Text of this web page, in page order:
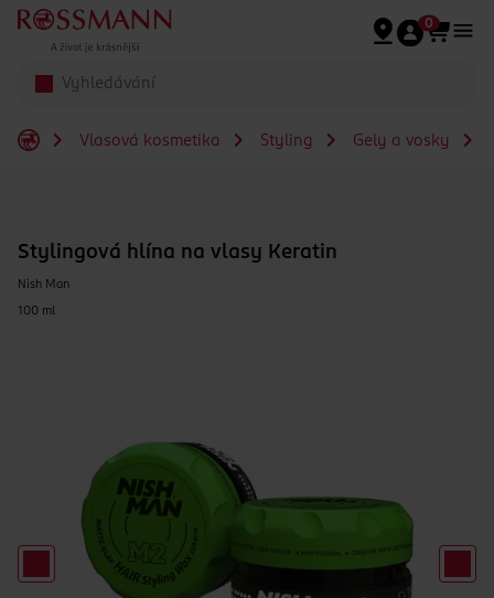
Přeskočit na hlavmní obsah
0
Vlasová kosmetika Styling Gely a vosky
Stylingová hlína na vlasy Keratin
Nish Man
100 ml